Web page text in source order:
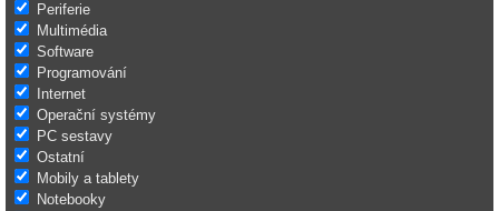
Periferie
Multimédia
Software
Programování
Internet
Operační systémy
PC sestavy
Ostatní
Mobily a tablety
Notebooky